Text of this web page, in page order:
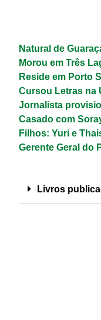
Natural de
Morou em Três
Reside em Porto
Cursou Letras na
Jornalista
Casado com
Filhos: Yuri e
Gerente Geral do
Livros